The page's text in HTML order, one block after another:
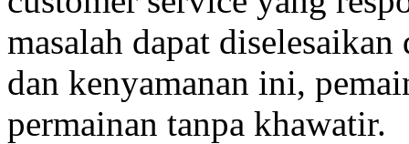
masalah dapat
dan kenyamanan ini,
permainan tanpa khawatir.